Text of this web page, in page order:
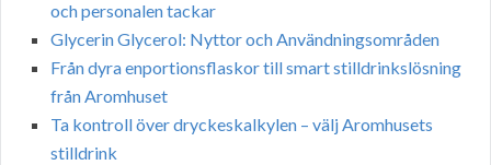
och personalen tackar
Glycerin Glycerol: Nyttor och Användningsområden
Från dyra enportionsflaskor till smart stilldrinkslösning
från Aromhuset
Ta kontroll över dryckeskalkylen – välj Aromhusets
stilldrink